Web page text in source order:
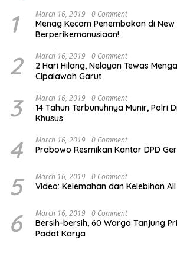
1 March 16, 2019 0 Comment
Menag Kecam Penembakan di
Berperikemanusiaan!
2 March 16, 2019 0 Comment
2 Hari Hilang, Nelayan Tewas
Cipalawah Garut
3 March 16, 2019 0 Comment
14 Tahun Terbunuhnya Munir, Polri
Khusus
4 March 16, 2019 0 Comment
Prabowo Resmikan Kantor DPD
5 March 16, 2019 0 Comment
Video: Kelemahan dan Kelebihan
6 March 16, 2019 0 Comment
Bersih-bersih, 60 Warga Tanjung
Padat Karya